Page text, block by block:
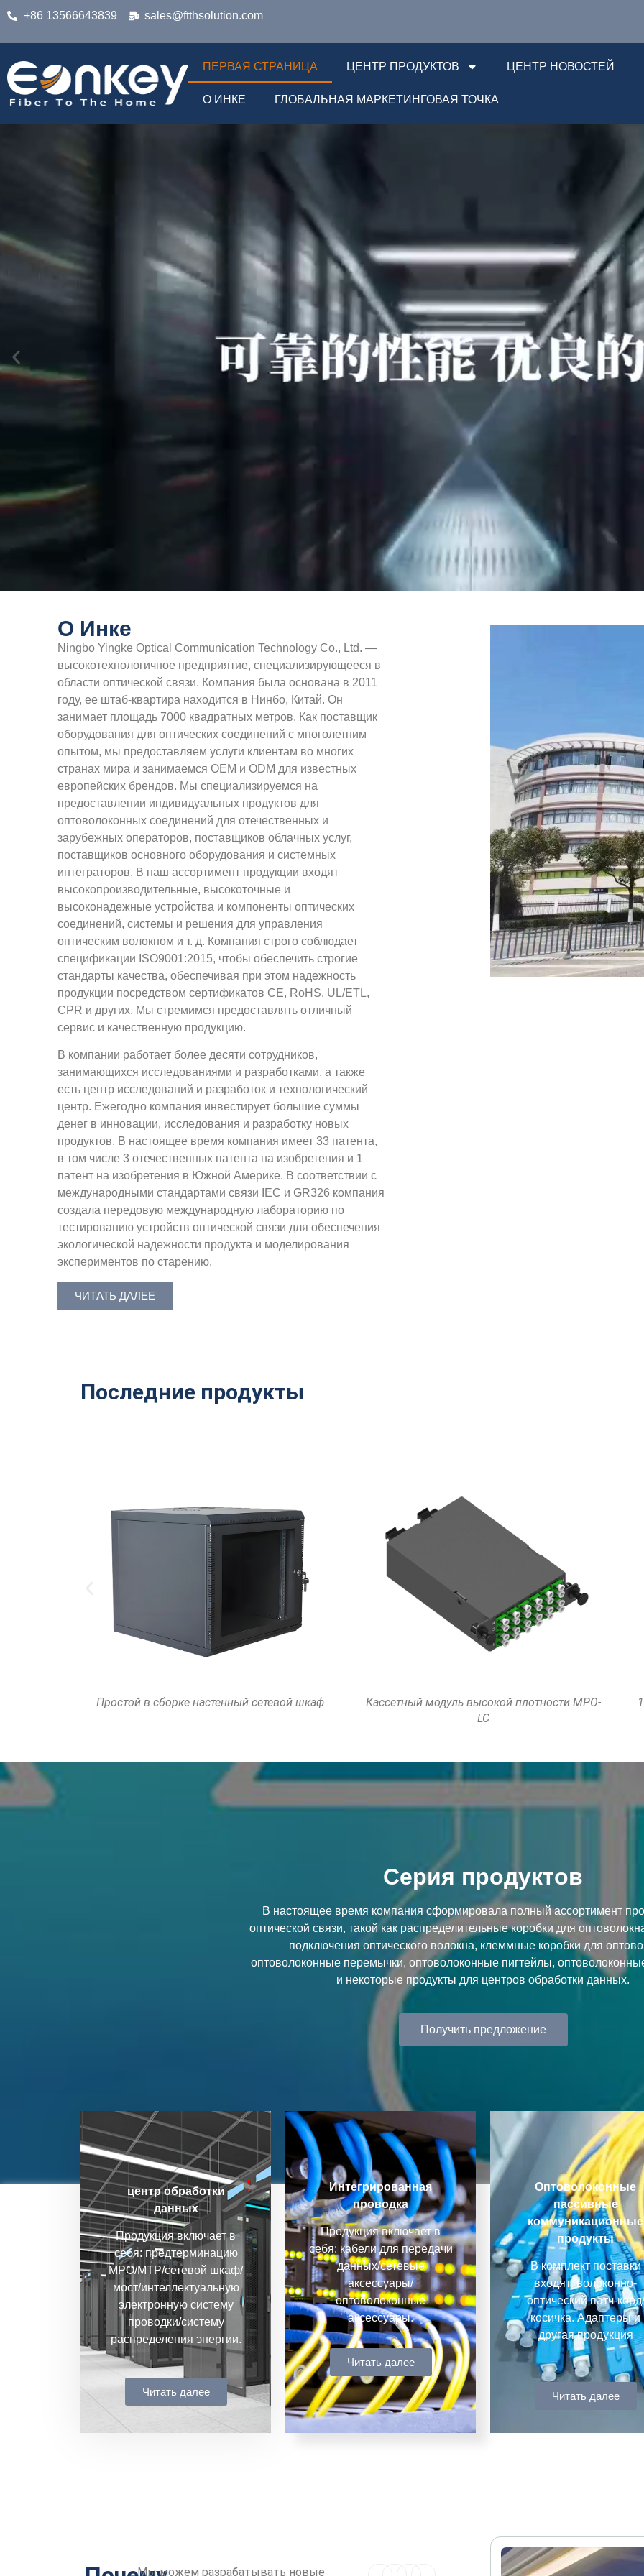
+86 13566643839 sales@ftthsolution.com
ПЕРВАЯ СТРАНИЦА ЦЕНТР ПРОДУКТОВ ЦЕНТР НОВОСТЕЙ
О ИНКЕ ГЛОБАЛЬНАЯ МАРКЕТИНГОВАЯ ТОЧКА
О Инке
Ningbo Yingke Optical Communication Technology Co., Ltd. —
высокотехнологичное предприятие, специализирующееся в
области оптической связи. Компания была основана в 2011
году, ее штаб-квартира находится в Нинбо, Китай. Он
занимает площадь 7000 квадратных метров. Как поставщик
оборудования для оптических соединений с многолетним
опытом, мы предоставляем услуги клиентам во многих
странах мира и занимаемся OEM и ODM для известных
европейских брендов. Мы специализируемся на
предоставлении индивидуальных продуктов для
оптоволоконных соединений для отечественных и
зарубежных операторов, поставщиков облачных услуг,
поставщиков основного оборудования и системных
интеграторов. В наш ассортимент продукции входят
высокопроизводительные, высокоточные и
высоконадежные устройства и компоненты оптических
соединений, системы и решения для управления
оптическим волокном и т. д. Компания строго соблюдает
спецификации ISO9001:2015, чтобы обеспечить строгие
стандарты качества, обеспечивая при этом надежность
продукции посредством сертификатов CE, RoHS, UL/ETL,
CPR и других. Мы стремимся предоставлять отличный
сервис и качественную продукцию.
В компании работает более десяти сотрудников,
занимающихся исследованиями и разработками, а также
есть центр исследований и разработок и технологический
центр. Ежегодно компания инвестирует большие суммы
денег в инновации, исследования и разработку новых
продуктов. В настоящее время компания имеет 33 патента,
в том числе 3 отечественных патента на изобретения и 1
патент на изобретения в Южной Америке. В соответствии с
международными стандартами связи IEC и GR326 компания
создала передовую международную лабораторию по
тестированию устройств оптической связи для обеспечения
экологической надежности продукта и моделирования
экспериментов по старению.
ЧИТАТЬ ДАЛЕЕ
Последние продукты
Кассетный модуль высокой плотности MPO-
144-ядерная патч-панель высокой плотности
высотой 1U, монтируемая в стойку
Серия продуктов
В настоящее время компания сформировала полный ассортимент
оптической связи, такой как распределительные коробки для
подключения оптического волокна, клеммные коробки для
оптоволоконные перемычки, оптоволоконные пигтейлы,
и некоторые продукты для центров обработки данных.
Получить предложение
центр обработки
данных
Продукция включает в
себя: предтерминацию
MPO/MTP/сетевой шкаф/
мост/интеллектуальную
электронную систему
проводки/систему
распределения энергии.
Читать далее
Интегрированная
проводка
Продукция включает в
себя: кабели для передачи
данных/сетевые
аксессуары/
оптоволоконные
аксессуары.
Читать далее
Оптоволоконные
пассивные
коммуникационные
продукты
В комплект поставки
входят: волоконно-
оптический патч-корд/
косичка. Адаптеры и
другая продукция
Читать далее
Мы можем разрабатывать новые